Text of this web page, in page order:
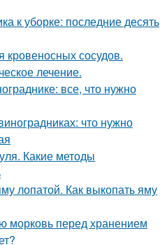
к уборке: последние десять
кровеносных сосудов.
лечение.
все, что нужно
что нужно
Какие методы
лопатой. Как выкопать яму
морковь перед хранением